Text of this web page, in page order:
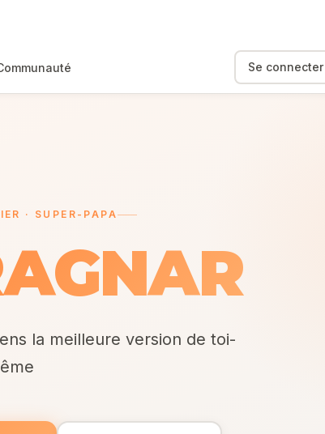
Se connecter
· SUPER-PAPA
la meilleure version de toi-